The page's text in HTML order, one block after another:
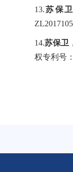
13.苏保
ZL
14.苏保卫
权专利号